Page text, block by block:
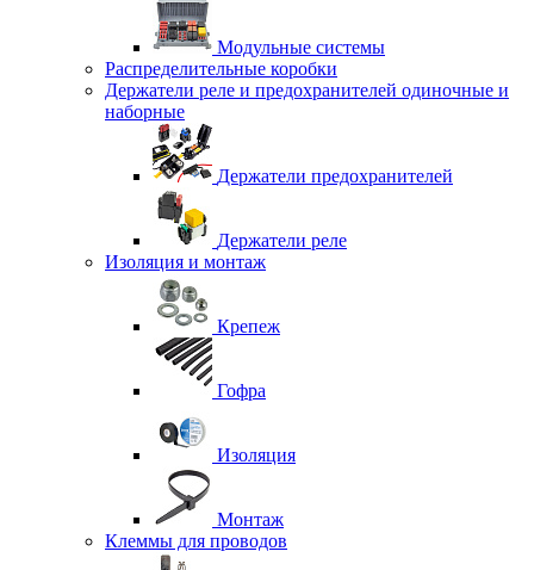
Модульные системы
Распределительные коробки
Держатели реле и предохранителей одиночные и
наборные
Держатели предохранителей
Держатели реле
Изоляция и монтаж
Крепеж
Гофра
Изоляция
Монтаж
Клеммы для проводов